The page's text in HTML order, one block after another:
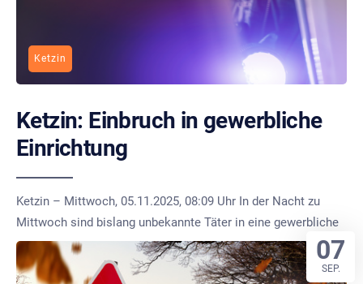
Ketzin
Ketzin: Einbruch in gewerbliche
Einrichtung
Ketzin – Mittwoch, 05.11.2025, 08:09 Uhr In der Nacht zu
Mittwoch sind bislang unbekannte Täter in eine gewerbliche
07
SEP.